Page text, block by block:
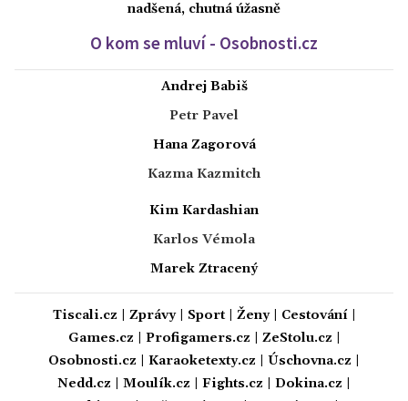
nadšená, chutná úžasně
O kom se mluví - Osobnosti.cz
Andrej Babiš
Petr Pavel
Hana Zagorová
Kazma Kazmitch
Kim Kardashian
Karlos Vémola
Marek Ztracený
Tiscali.cz Zprávy| Sport| Ženy| Cestování|
Games.cz
Profigamers.cz ZeStolu.cz
Osobnosti.cz
Karaoketexty.cz Úschovna.cz
Nedd.cz
Moulík.cz Fights.cz Dokina.cz